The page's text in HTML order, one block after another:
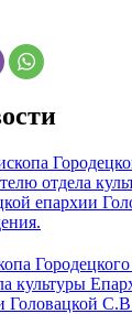
культуры
Головацкой